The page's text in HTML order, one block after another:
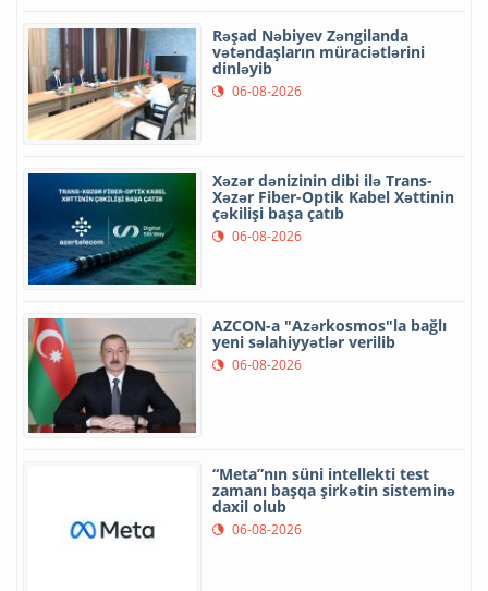
Rəşad Nəbiyev Zəngilanda
vətəndaşların müraciətlərini
dinləyib
06-08-2026
Xəzər dənizinin dibi ilə Trans-
Xəzər Fiber-Optik Kabel Xəttinin
çəkilişi başa çatıb
06-08-2026
AZCON-a "Azərkosmos"la bağlı
yeni səlahiyyətlər verilib
06-08-2026
“Meta”nın süni intellekti test
zamanı başqa şirkətin sisteminə
daxil olub
06-08-2026